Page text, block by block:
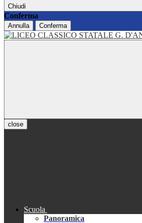
Chiudi
Conferma
Annulla Conferma
close
Scuola
Panoramica